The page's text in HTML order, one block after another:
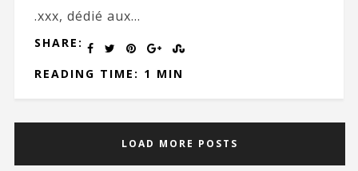
.xxx, dédié aux...
SHARE:
READING TIME: 1 MIN
LOAD MORE POSTS